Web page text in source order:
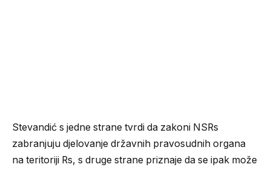
Stevandić s jedne strane tvrdi da zakoni NSRs
zabranjuju djelovanje državnih pravosudnih organa
na teritoriji Rs, s druge strane priznaje da se ipak može